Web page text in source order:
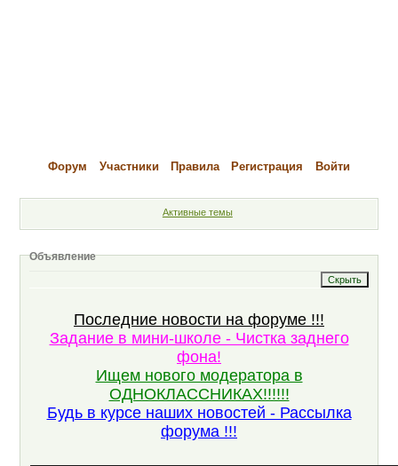
Форум Участники Правила Регистрация Войти
Активные темы
Объявление
Последние новости на форуме !!!
Задание в мини-школе - Чистка заднего
фона!
Ищем нового модератора в
ОДНОКЛАССНИКАХ!!!!!!
Будь в курсе наших новостей - Рассылка
форума !!!